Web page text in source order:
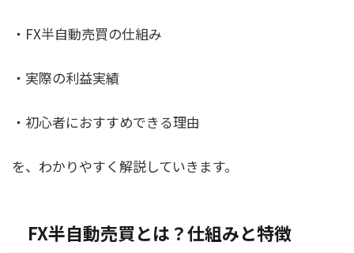
・FX半自動売買の仕組み
・実際の利益実績
・初心者におすすめできる理由
を、わかりやすく解説していきます。
FX半自動売買とは？仕組みと特徴